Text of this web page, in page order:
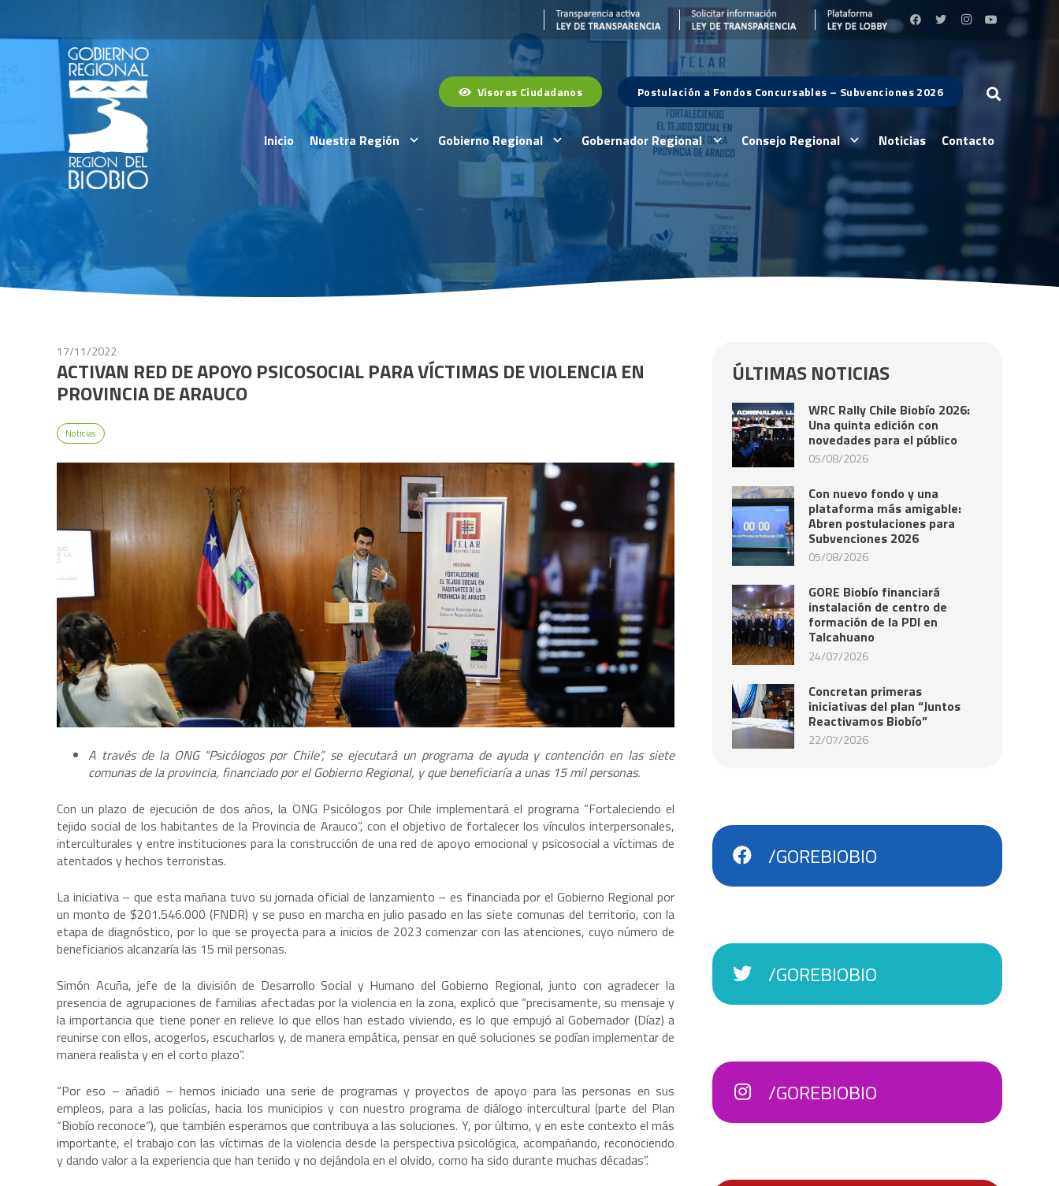
Visores Ciudadanos Postulación a Fondos Concursables – Subvenciones 2026
Inicio Nuestra Región Gobierno Regional Gobernador Regional Consejo Regional Noticias Contacto
17/11/2022
ACTIVAN RED DE APOYO PSICOSOCIAL PARA VÍCTIMAS DE VIOLENCIA EN
PROVINCIA DE ARAUCO
Noticias
A través de la ONG “Psicólogos por Chile”, se ejecutará un programa de ayuda y contención en las siete
comunas de la provincia, financiado por el Gobierno Regional, y que beneficiaría a unas 15 mil personas.
Con un plazo de ejecución de dos años, la ONG Psicólogos por Chile implementará el programa “Fortaleciendo el
tejido social de los habitantes de la Provincia de Arauco”, con el objetivo de fortalecer los vínculos interpersonales,
interculturales y entre instituciones para la construcción de una red de apoyo emocional y psicosocial a víctimas de
atentados y hechos terroristas.
La iniciativa – que esta mañana tuvo su jornada oficial de lanzamiento – es financiada por el Gobierno Regional por
un monto de $201.546.000 (FNDR) y se puso en marcha en julio pasado en las siete comunas del territorio, con la
etapa de diagnóstico, por lo que se proyecta para a inicios de 2023 comenzar con las atenciones, cuyo número de
beneficiarios alcanzaría las 15 mil personas.
Simón Acuña, jefe de la división de Desarrollo Social y Humano del Gobierno Regional, junto con agradecer la
presencia de agrupaciones de familias afectadas por la violencia en la zona, explicó que “precisamente, su mensaje y
la importancia que tiene poner en relieve lo que ellos han estado viviendo, es lo que empujó al Gobernador (Díaz) a
reunirse con ellos, acogerlos, escucharlos y, de manera empática, pensar en qué soluciones se podían implementar de
manera realista y en el corto plazo”.
“Por eso – añadió – hemos iniciado una serie de programas y proyectos de apoyo para las personas en sus
empleos, para a las policías, hacia los municipios y con nuestro programa de diálogo intercultural (parte del Plan
“Biobío reconoce”), que también esperamos que contribuya a las soluciones. Y, por último, y en este contexto el más
importante, el trabajo con las víctimas de la violencia desde la perspectiva psicológica, acompañando, reconociendo
y dando valor a la experiencia que han tenido y no dejándola en el olvido, como ha sido durante muchas décadas”.
ÚLTIMAS NOTICIAS
WRC Rally Chile Biobío 2026:
Una quinta edición con
novedades para el público
05/08/2026
Con nuevo fondo y una
plataforma más amigable:
Abren postulaciones para
Subvenciones 2026
05/08/2026
GORE Biobío financiará
instalación de centro de
formación de la PDI en
Talcahuano
24/07/2026
Concretan primeras
iniciativas del plan “Juntos
Reactivamos Biobío”
22/07/2026
/GOREBIOBIO
/GOREBIOBIO
/GOREBIOBIO